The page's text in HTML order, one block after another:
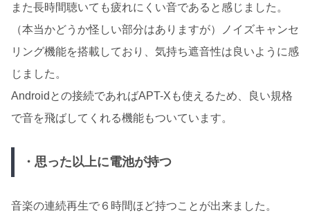
また長時間聴いても疲れにくい音であると感じました。
（本当かどうか怪しい部分はありますが）ノイズキャンセ
リング機能を搭載しており、気持ち遮音性は良いように感
じました。
Androidとの接続であればAPT-Xも使えるため、良い規格
で音を飛ばしてくれる機能もついています。
・思った以上に電池が持つ
音楽の連続再生で６時間ほど持つことが出来ました。